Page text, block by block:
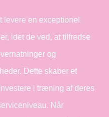
levere en exceptionel
idet de ved, at tilfredse
og
Dette skaber et
i træning af deres
Når